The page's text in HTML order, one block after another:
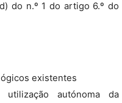
do n.º 1 do artigo 6.º do
existentes
utilização autónoma da